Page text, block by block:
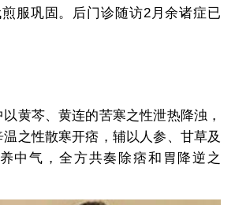
服巩固。后门诊随访2月余诸症已
芩、黄连的苦寒之性泄热降浊，
之性散寒开痞，辅以人参、甘草及
中气，全方共奏除痞和胃降逆之